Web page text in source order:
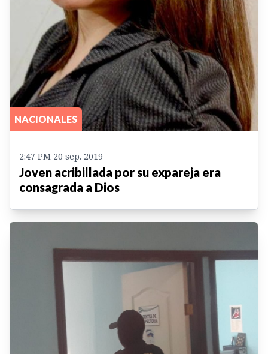
NACIONALES
2:47 PM 20 sep. 2019
Joven acribillada por su expareja era
consagrada a Dios